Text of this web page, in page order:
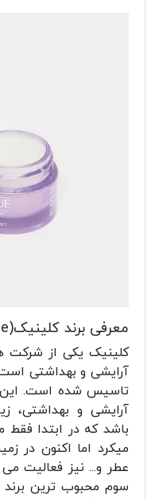
معرفی برند کلینیک(Clinique)
کلینیک یکی از شرکت
تاسیس شده است.
آرایشی و بهداشتی،
باشد که در ابتدا
میکرد اما اکنون در
عطر و... نیز فعالیت
سوم محبوب ترین